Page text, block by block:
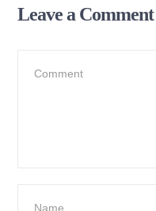
Leave a Comment